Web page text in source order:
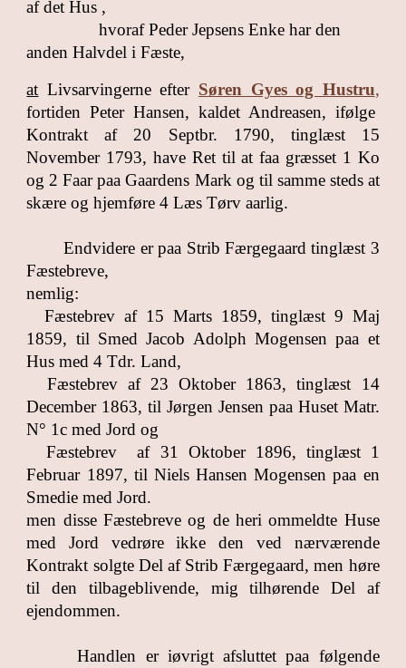
af det Hus ,
hvoraf Peder Jepsens Enke har den
anden Halvdel i Fæste,
at Livsarvingerne efter Søren Gyes og Hustru,
fortiden Peter Hansen, kaldet Andreasen, ifølge
Kontrakt af 20 Septbr. 1790, tinglæst 15
November 1793, have Ret til at faa græsset 1 Ko
og 2 Faar paa Gaardens Mark og til samme steds at
skære og hjemføre 4 Læs Tørv aarlig.
Endvidere er paa Strib Færgegaard tinglæst 3
Fæstebreve,
nemlig:
Fæstebrev af 15 Marts 1859, tinglæst 9 Maj
1859, til Smed Jacob Adolph Mogensen paa et
Hus med 4 Tdr. Land,
Fæstebrev af 23 Oktober 1863, tinglæst 14
December 1863, til Jørgen Jensen paa Huset Matr.
N° 1c med Jord og
Fæstebrev af 31 Oktober 1896, tinglæst 1
Februar 1897, til Niels Hansen Mogensen paa en
Smedie med Jord.
men disse Fæstebreve og de heri ommeldte Huse
med Jord vedrøre ikke den ved nærværende
Kontrakt solgte Del af Strib Færgegaard, men høre
til den tilbageblivende, mig tilhørende Del af
ejendommen.
Handlen er iøvrigt afsluttet paa følgende